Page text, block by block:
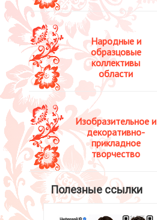
Народные и
образцовые
коллективы
области
Изобразительное и
декоративно-
прикладное
творчество
Полезные ссылки